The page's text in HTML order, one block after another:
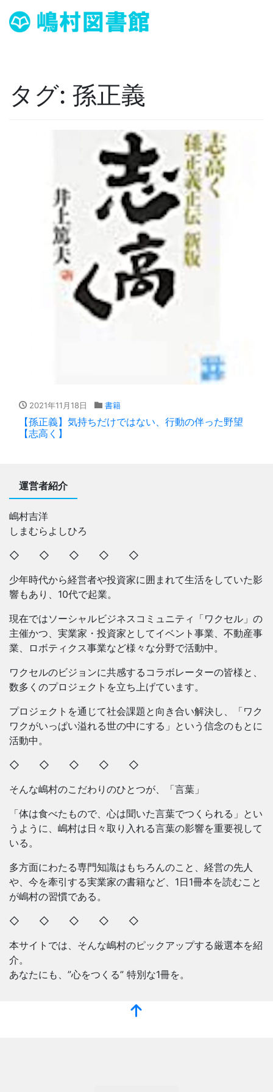
タグ: 孫正義
2021年11月18日 書籍
【孫正義】気持ちだけではない、行動の伴った野望
【志高く】
運営者紹介
嶋村吉洋
しまむらよしひろ
◇ ◇ ◇ ◇ ◇
少年時代から経営者や投資家に囲まれて生活をしていた影
響もあり、10代で起業。
現在ではソーシャルビジネスコミュニティ「ワクセル」の
主催かつ、実業家・投資家としてイベント事業、不動産事
業、ロボティクス事業など様々な分野で活動中。
ワクセルのビジョンに共感するコラボレーターの皆様と、
数多くのプロジェクトを立ち上げています。
プロジェクトを通じて社会課題と向き合い解決し、「ワク
ワクがいっぱい溢れる世の中にする」という信念のもとに
活動中。
◇ ◇ ◇ ◇ ◇
そんな嶋村のこだわりのひとつが、「言葉」
「体は食べたもので、心は聞いた言葉でつくられる」とい
うように、嶋村は日々取り入れる言葉の影響を重要視して
いる。
多方面にわたる専門知識はもちろんのこと、経営の先人
や、今を牽引する実業家の書籍など、1日1冊本を読むこと
が嶋村の習慣である。
◇ ◇ ◇ ◇ ◇
本サイトでは、そんな嶋村のピックアップする厳選本を紹
介。
あなたにも、”心をつくる” 特別な1冊を。